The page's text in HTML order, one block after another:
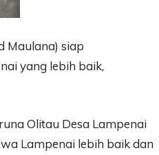
Maulana) siap
yang lebih baik,
Olitau Desa Lampenai
Lampenai lebih baik dan